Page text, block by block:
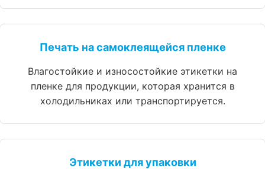
Печать на самоклеящейся пленке
Влагостойкие и износостойкие этикетки на
пленке для продукции, которая хранится в
холодильниках или транспортируется.
Этикетки для упаковки